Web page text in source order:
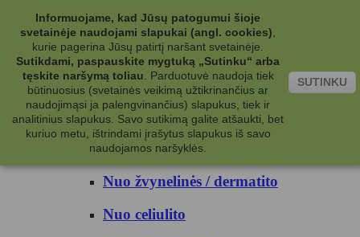
Kategorijos
Kosmetika
Kūno priežiūrai
Nuo prakaito
Kūno prausikliai
Nuo žvynelinės / dermatito
Nuo celiulito
Informuojame, kad Jūsų patogumui šioje
svetainėje naudojami slapukai (angl. cookies)
kurie pagerina Jūsų patirtį naršant svetainėje.
Sutikdami, paspauskite mygtuką „Sutinku“ arba
tęskite naršymą toliau
Parduotuvė naudoja tiek
būtinuosius (svetainės veikimą užtikrinančius ar
naudojimąsi ja palengvinančius) slapukus, tiek ir
analitinius slapukus. Savo sutikimą galite atšaukti, bet
kuriuo metu, ištrindami įrašytus slapukus iš savo
naudojamos naršyklės.
SUTINKU